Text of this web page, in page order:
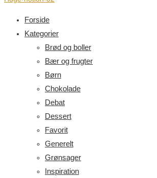
Forside
Kategorier
Brød og boller
Bær og frugter
Børn
Chokolade
Debat
Dessert
Favorit
Generelt
Grønsager
Inspiration